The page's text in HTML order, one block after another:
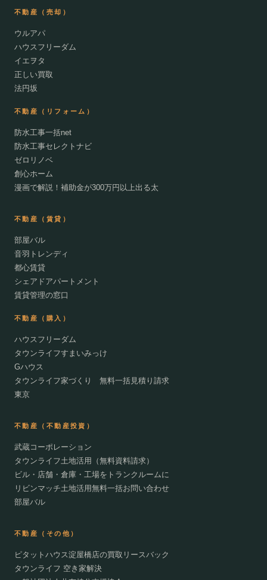
不動産（売却）
ウルアパ
ハウスフリーダム
イエヲタ
正しい買取
法円坂
不動産（リフォーム）
防水工事一括net
防水工事セレクトナビ
ゼロリノベ
創心ホーム
漫画で解説！補助金が300万円以上出る太
不動産（賃貸）
部屋バル
音羽トレンディ
都心賃貸
シェアドアパートメント
賃貸管理の窓口
不動産（購入）
ハウスフリーダム
タウンライフすまいみっけ
Gハウス
タウンライフ家づくり 無料一括見積り請求
東京
不動産（不動産投資）
武蔵コーポレーション
タウンライフ土地活用（無料資料請求）
ビル・店舗・倉庫・工場をトランクルームに
リビンマッチ土地活用無料一括お問い合わせ
部屋バル
不動産（その他）
ピタットハウス淀屋橋店の買取リースバック
タウンライフ 空き家解決